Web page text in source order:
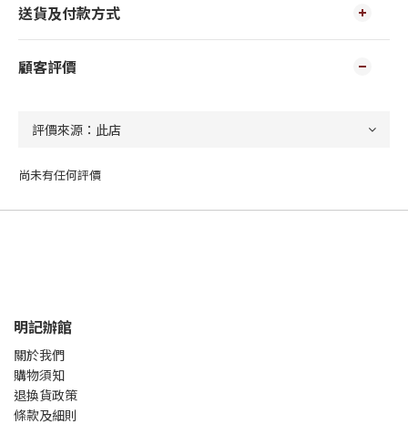
送貨及付款方式
顧客評價
尚未有任何評價
明記辦館
關於我們
購物須知
退換貨政策
條款及細則